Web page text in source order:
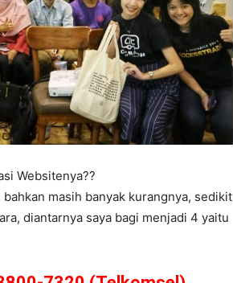
Websitenya??
masih banyak kurangnya, sedikit
diantarnya saya bagi menjadi 4 yaitu